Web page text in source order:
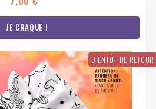
JE CRAQUE !
BIENTÔT DE RETOUR